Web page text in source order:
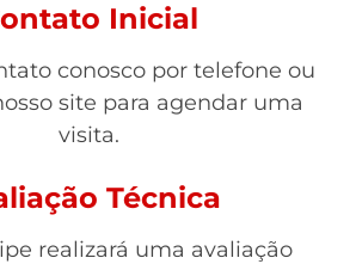
Inicial
conosco por telefone ou
site para agendar uma
visita.
Técnica
realizará uma avaliação